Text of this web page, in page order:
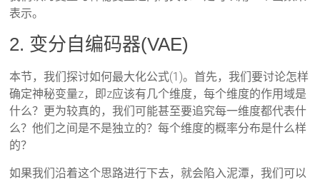
表示。
2. 变分自编码器(VAE)
本节，我们探讨如何最大化公式(1)。首先，我们要讨论怎样
确定神秘变量z，即z应该有几个维度，每个维度的作用域是
什么？更为较真的，我们可能甚至要追究每一维度都代表什
么？他们之间是不是独立的？每个维度的概率分布是什么样
的？
如果我们沿着这个思路进行下去，就会陷入泥潭，我们可以